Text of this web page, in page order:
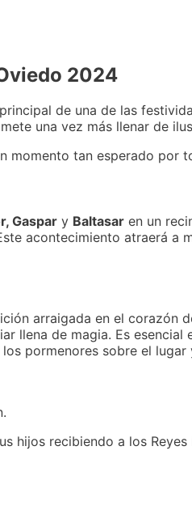
2024
de una de las
una vez más llenar de
momento tan esperado por
Gaspar y Baltasar en un
acontecimiento atraerá
arraigada en el corazón
llena de magia. Es esencial
pormenores sobre el
hijos recibiendo a los Reyes